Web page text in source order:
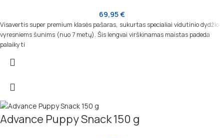
69,95€
Visavertis super premium klasės pašaras, sukurtas specialiai vidutinio dydžio
vyresniems šunims (nuo 7 metų). Šis lengvai virškinamas maistas padeda
palaikyti
Advance Puppy Snack 150 g